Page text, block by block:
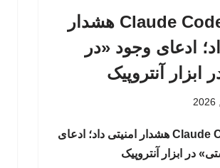
چین به Claude Code هشدار
ادعای وجود «در
ابزار آنتروپیک
چین به Claude Code هشدار امنیتی داد؛ ادعای
در ابزار آنتروپیک